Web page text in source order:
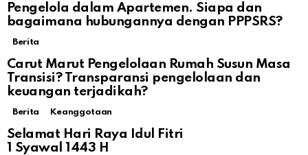
Pengelola dalam Apartemen. Siapa dan
bagaimana hubungannya dengan PPPSRS?
Berita
Carut Marut Pengelolaan Rumah Susun Masa
Transisi? Transparansi pengelolaan dan
keuangan terjadikah?
Berita Keanggotaan
Selamat Hari Raya Idul Fitri
1 Syawal 1443 H